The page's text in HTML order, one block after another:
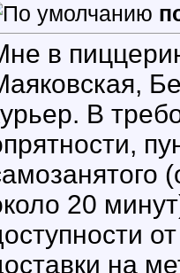
в
В
20
на